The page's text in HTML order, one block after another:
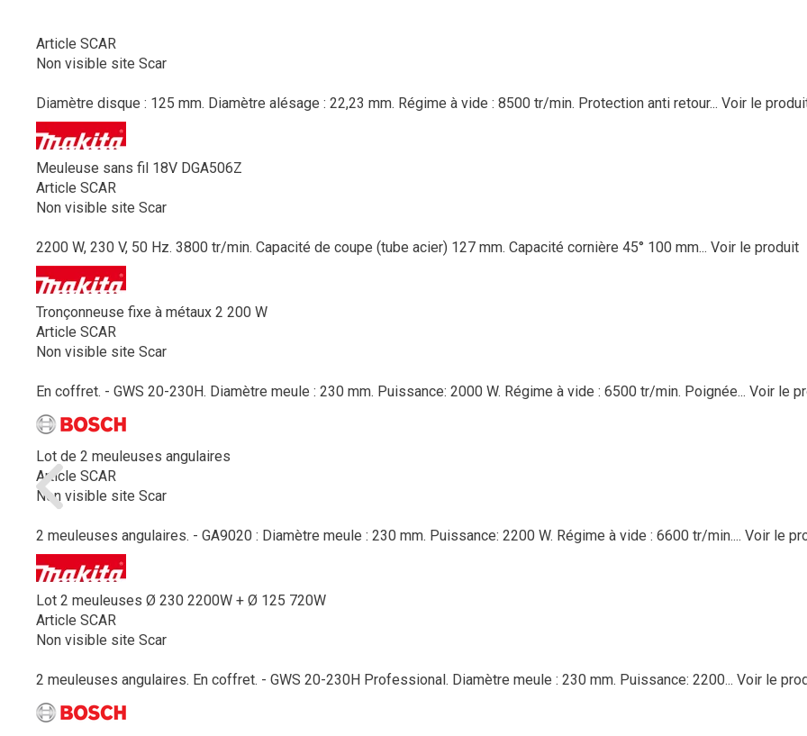
Article SCAR
Non visible site Scar
Diamètre disque : 125 mm. Diamètre alésage : 22,23 mm. Régime à vide : 8500 tr/min. Protection anti retour... Voir le
Meuleuse sans fil 18V DGA506Z
Article SCAR
Non visible site Scar
2200 W, 230 V, 50 Hz. 3800 tr/min. Capacité de coupe (tube acier) 127 mm. Capacité cornière 45° 100 mm... Voir le produit
Tronçonneuse fixe à métaux 2 200 W
Article SCAR
Non visible site Scar
En coffret. - GWS 20-230H. Diamètre meule : 230 mm. Puissance: 2000 W. Régime à vide : 6500 tr/min. Poignée... Voir le
Lot de 2 meuleuses angulaires
Article SCAR
Non visible site Scar
2 meuleuses angulaires. - GA9020 : Diamètre meule : 230 mm. Puissance: 2200 W. Régime à vide : 6600 tr/min.... Voir le
Lot 2 meuleuses Ø 230 2200W + Ø 125 720W
Article SCAR
Non visible site Scar
2 meuleuses angulaires. En coffret. - GWS 20-230H Professional. Diamètre meule : 230 mm. Puissance: 2200... Voir le